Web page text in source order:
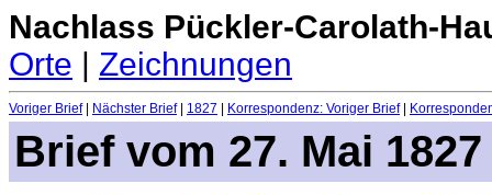
Nachlass Pückler-Carolath-
Orte | Zeichnungen
Voriger Brief| Nächster Brief| 1827 Korrespondenz: Voriger Brief|
Brief vom 27. Mai 1827